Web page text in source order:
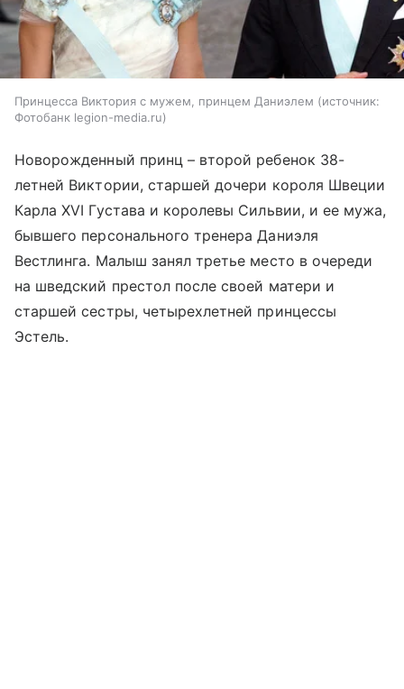
Принцесса Виктория с мужем, принцем Даниэлем
источник:
Фотобанк legion-media.ru
Новорожденный принц – второй ребенок 38-
летней Виктории, старшей дочери короля Швеции
Карла XVI Густава и королевы Сильвии, и ее мужа,
бывшего персонального тренера Даниэля
Вестлинга. Малыш занял третье место в очереди
на шведский престол после своей матери и
старшей сестры, четырехлетней принцессы
Эстель.